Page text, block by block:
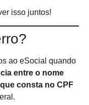
isso juntos!
ao eSocial quando
entre o nome
consta no CPF